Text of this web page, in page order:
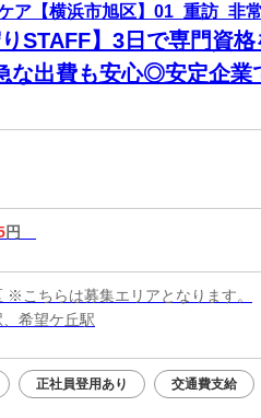
ア【横浜市旭区】01_重訪_非
りSTAFF】3日で専門資
な出費も安心◎安定企業
円
※こちらは募集エリアとなります。
希望ケ丘駅
正社員登用あり 交通費支給